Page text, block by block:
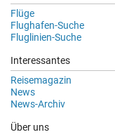
Flüge
Flughafen-Suche
Fluglinien-Suche
Interessantes
Reisemagazin
News
News-Archiv
Über uns